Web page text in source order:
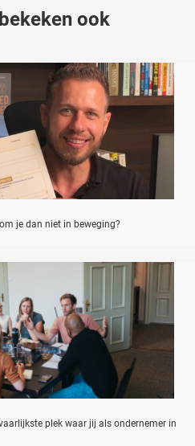
ook
je dan niet in beweging?
plek waar jij als ondernemer in